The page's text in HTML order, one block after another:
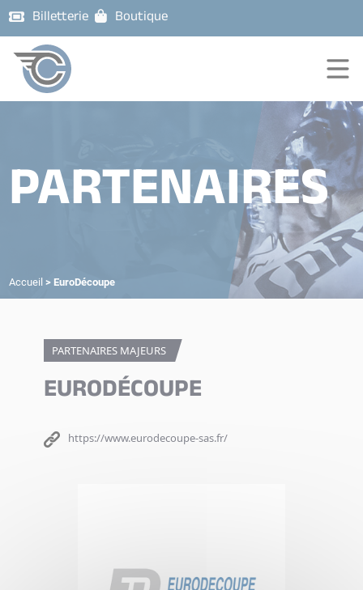
Billetterie Boutique
PARTENAIRES
Accueil > EuroDécoupe
PARTENAIRES MAJEURS
EURODÉCOUPE
https://www.eurodecoupe-sas.fr/